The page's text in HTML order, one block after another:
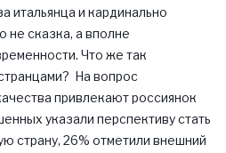
итальянца и кардинально
не сказка, а вполне
Что же так
На вопрос
привлекают россиянок
указали перспективу стать
страну, 26% отметили внешний